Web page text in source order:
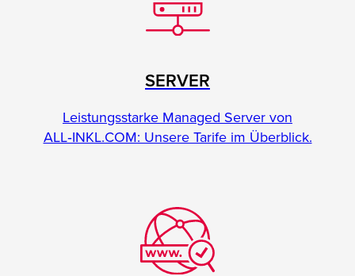
SERVER
Leistungsstarke Managed Server von
ALL‑INKL.COM: Unsere Tarife im Überblick.